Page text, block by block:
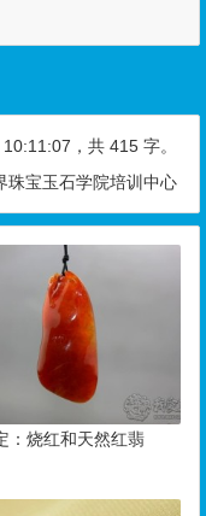
10:11:07 ，共 415 字。
珠宝玉石学院培训中心
：烧红和天然红翡